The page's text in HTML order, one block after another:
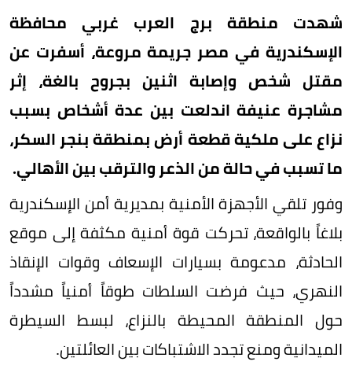
شهدت منطقة برج العرب غربي محافظة
الإسكندرية في مصر جريمة مروعة، أسفرت عن
مقتل شخص وإصابة اثنين بجروح بالغة، إثر
مشاجرة عنيفة اندلعت بين عدة أشخاص بسبب
نزاع على ملكية قطعة أرض بمنطقة بنجر السكر،
ما تسبب في حالة من الذعر والترقب بين الأهالي.
وفور تلقي الأجهزة الأمنية بمديرية أمن الإسكندرية
بلاغاً بالواقعة، تحركت قوة أمنية مكثفة إلى موقع
الحادثة، مدعومة بسيارات الإسعاف وقوات الإنقاذ
النهري، حيث فرضت السلطات طوقاً أمنياً مشدداً
حول المنطقة المحيطة بالنزاع، لبسط السيطرة
الميدانية ومنع تجدد الاشتباكات بين العائلتين.